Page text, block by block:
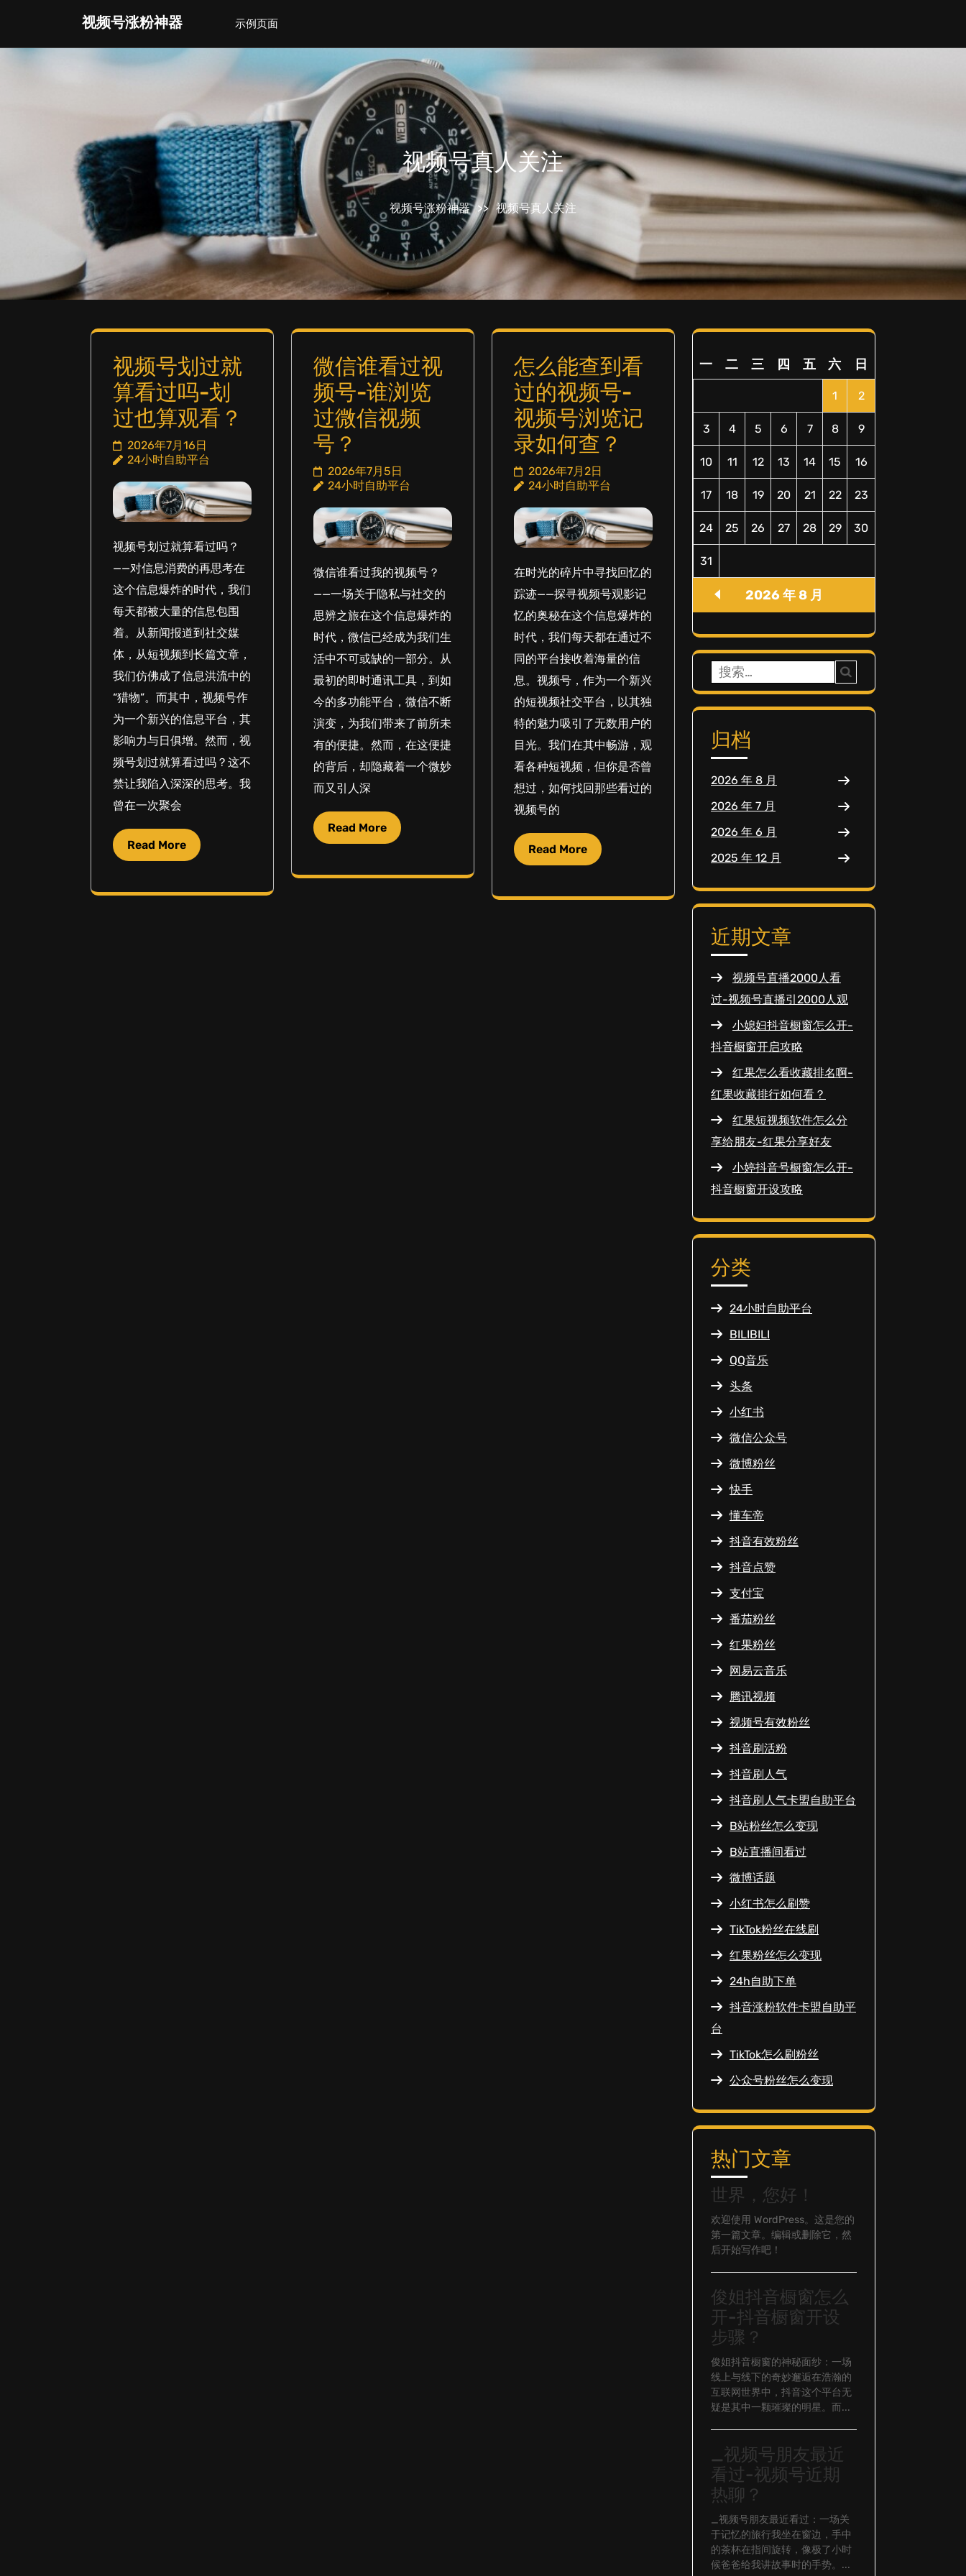
content
视频号涨粉神器 示例页面
视频号真人关注
视频号涨粉神器 >> 视频号真人关注
视频号划过就
算看过吗-划
过也算观看？
2026年7月16日
24小时自助平台
视频号划过就算看过吗？
——对信息消费的再思考在
这个信息爆炸的时代，我们
每天都被大量的信息包围
着。从新闻报道到社交媒
体，从短视频到长篇文章，
我们仿佛成了信息洪流中的
“猎物”。而其中，视频号作
为一个新兴的信息平台，其
影响力与日俱增。然而，视
频号划过就算看过吗？这不
禁让我陷入深深的思考。我
曾在一次聚会
Read More
微信谁看过视
频号-谁浏览
过微信视频
号？
2026年7月5日
24小时自助平台
微信谁看过我的视频号？
——一场关于隐私与社交的
思辨之旅在这个信息爆炸的
时代，微信已经成为我们生
活中不可或缺的一部分。从
最初的即时通讯工具，到如
今的多功能平台，微信不断
演变，为我们带来了前所未
有的便捷。然而，在这便捷
的背后，却隐藏着一个微妙
而又引人深
Read More
怎么能查到看
过的视频号-
视频号浏览记
录如何查？
2026年7月2日
24小时自助平台
在时光的碎片中寻找回忆的
踪迹——探寻视频号观影记
忆的奥秘在这个信息爆炸的
时代，我们每天都在通过不
同的平台接收着海量的信
息。视频号，作为一个新兴
的短视频社交平台，以其独
特的魅力吸引了无数用户的
目光。我们在其中畅游，观
看各种短视频，但你是否曾
想过，如何找回那些看过的
视频号的
Read More
2026 年 8 月
一 二 三 四 五 六 日
1 2
3 4 5 6 7 8 9
10 11 12 13 14 15 16
17 18 19 20 21 22 23
24 25 26 27 28 29 30
31
搜
索：
归档
2026 年 8 月
2026 年 7 月
2026 年 6 月
2025 年 12 月
近期文章
视频号直播2000人看
过-视频号直播引2000人观
小媳妇抖音橱窗怎么开-
抖音橱窗开启攻略
红果怎么看收藏排名啊-
红果收藏排行如何看？
红果短视频软件怎么分
享给朋友-红果分享好友
小婷抖音号橱窗怎么开-
抖音橱窗开设攻略
分类
24小时自助平台
BILIBILI
QQ音乐
头条
小红书
微信公众号
微博粉丝
快手
懂车帝
抖音有效粉丝
抖音点赞
支付宝
番茄粉丝
红果粉丝
网易云音乐
腾讯视频
视频号有效粉丝
抖音刷活粉
抖音刷人气
抖音刷人气卡盟自助平台
B站粉丝怎么变现
B站直播间看过
微博话题
小红书怎么刷赞
TikTok粉丝在线刷
红果粉丝怎么变现
24h自助下单
抖音涨粉软件卡盟自助平
台
TikTok怎么刷粉丝
公众号粉丝怎么变现
热门文章
世界，您好！
欢迎使用 WordPress。这是您的
第一篇文章。编辑或删除它，然
后开始写作吧！
俊姐抖音橱窗怎么
开-抖音橱窗开设
步骤？
俊姐抖音橱窗的神秘面纱：一场
线上与线下的奇妙邂逅在浩瀚的
互联网世界中，抖音这个平台无
疑是其中一颗璀璨的明星。而...
_视频号朋友最近
看过-视频号近期
热聊？
_视频号朋友最近看过：一场关
于记忆的旅行我坐在窗边，手中
的茶杯在指间旋转，像极了小时
候爸爸给我讲故事时的手势。...